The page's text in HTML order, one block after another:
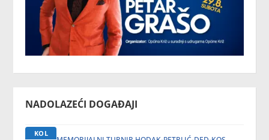
NADOLAZEĆI DOGAĐAJI
KOL